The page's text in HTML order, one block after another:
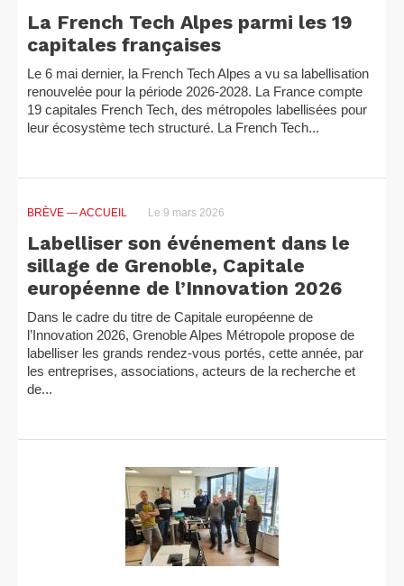
La French Tech Alpes parmi les 19
capitales françaises
Le 6 mai dernier, la French Tech Alpes a vu sa labellisation
renouvelée pour la période 2026-2028. La France compte
19 capitales French Tech, des métropoles labellisées pour
leur écosystème tech structuré. La French Tech...
BRÈVE — ACCUEIL Le 9 mars 2026
Labelliser son événement dans le
sillage de Grenoble, Capitale
européenne de l’Innovation 2026
Dans le cadre du titre de Capitale européenne de
l’Innovation 2026, Grenoble Alpes Métropole propose de
labelliser les grands rendez-vous portés, cette année, par
les entreprises, associations, acteurs de la recherche et
de...